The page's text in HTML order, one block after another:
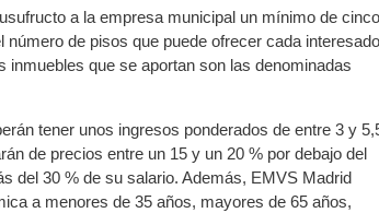
a la empresa municipal un mínimo de cinco
número de pisos que puede ofrecer cada
inmuebles que se aportan son las denominadas
tener unos ingresos ponderados de entre 3 y
de precios entre un 15 y un 20 % por debajo del
del 30 % de su salario. Además, EMVS Madrid
a menores de 35 años, mayores de 65 años,